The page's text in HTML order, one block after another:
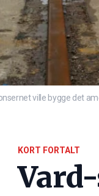
ville bygge det
KORT FORTALT